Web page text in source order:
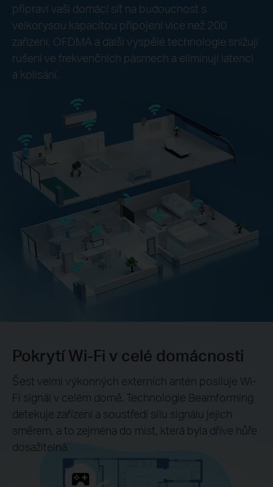
připraví vaši domácí síť na budoucnost s
velkorysou kapacitou připojení více než 200
zařízení. OFDMA a další vyspělé technologie snižují
rušení ve frekvenčních pásmech a eliminují latenci
a kolísání.
Pokrytí Wi-Fi v celé domácnosti
Šest velmi výkonných externích antén posiluje Wi-
Fi signál v celém domě. Technologie Beamforming
detekuje zařízení a soustředí sílu signálu jejich
směrem, a to zejména do míst, která byla dříve hůře
dosažitelná.